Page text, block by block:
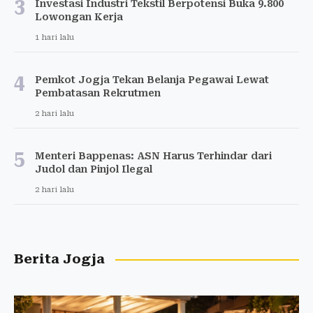
3
Investasi Industri Tekstil Berpotensi Buka 9.800
Lowongan Kerja
1 hari lalu
4
Pemkot Jogja Tekan Belanja Pegawai Lewat
Pembatasan Rekrutmen
2 hari lalu
5
Menteri Bappenas: ASN Harus Terhindar dari
Judol dan Pinjol Ilegal
2 hari lalu
Berita Jogja